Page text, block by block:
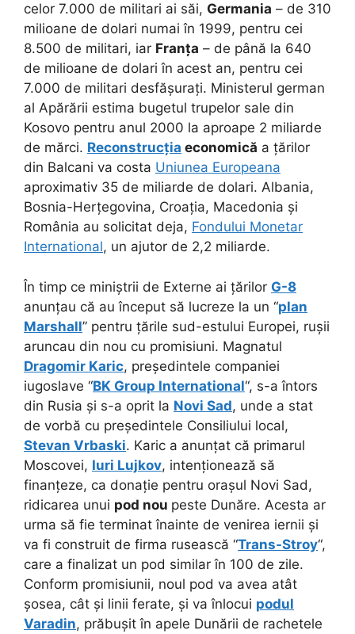
celor 7.000 de militari ai săi, Germania – de 310
milioane de dolari numai în 1999, pentru cei
8.500 de militari, iar Franța – de până la 640
de milioane de dolari în acest an, pentru cei
7.000 de militari desfășurați. Ministerul german
al Apărării estima bugetul trupelor sale din
Kosovo pentru anul 2000 la aproape 2 miliarde
de mărci. Reconstrucția economică a țărilor
din Balcani va costa Uniunea Europeana
aproximativ 35 de miliarde de dolari. Albania,
Bosnia-Herțegovina, Croația, Macedonia și
România au solicitat deja, Fondului Monetar
International, un ajutor de 2,2 miliarde.
În timp ce miniștrii de Externe ai țărilor G-8
anunțau că au început să lucreze la un “plan
Marshall” pentru țările sud-estului Europei, rușii
aruncau din nou cu promisiuni. Magnatul
Dragomir Karic, președintele companiei
iugoslave “BK Group International“, s-a întors
din Rusia și s-a oprit la Novi Sad, unde a stat
de vorbă cu președintele Consiliului local,
Stevan Vrbaski. Karic a anunțat că primarul
Moscovei, Iuri Lujkov, intenționează să
finanțeze, ca donație pentru orașul Novi Sad,
ridicarea unui pod nou peste Dunăre. Acesta ar
urma să fie terminat înainte de venirea iernii și
va fi construit de firma rusească “Trans-Stroy“,
care a finalizat un pod similar în 100 de zile.
Conform promisiunii, noul pod va avea atât
șosea, cât și linii ferate, și va înlocui podul
Varadin, prăbușit în apele Dunării de rachetele